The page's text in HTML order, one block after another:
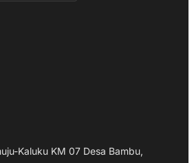
Kaluku KM 07 Desa Bambu,